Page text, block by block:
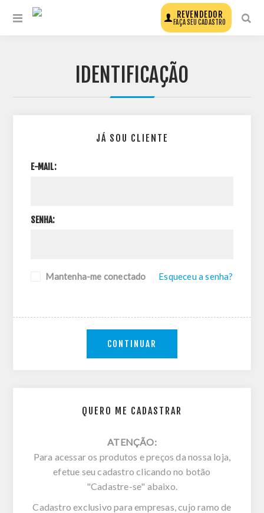
REVENDEDOR
FAÇA SEU CADASTRO
IDENTIFICAÇÃO
QUERO ME CADASTRAR
ATENÇÃO:
Para acessar os produtos e preços da nossa loja,
efetue seu cadastro clicando no botão
"Cadastre-se" abaixo.
Cadastro exclusivo para empresas, cujo ramo de
JÁ SOU CLIENTE
E-MAIL:
SENHA:
Mantenha-me conectado Esqueceu a senha?
CONTINUAR